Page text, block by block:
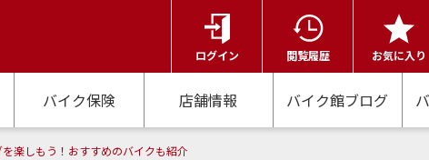
ログイン 閲覧履歴 お気に入り
バイク保険 店舗情報 バイク館ブログ
楽しもう！おすすめのバイクも紹介